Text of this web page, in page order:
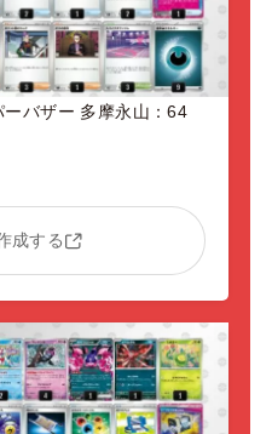
バザー 多摩永山：64
成する